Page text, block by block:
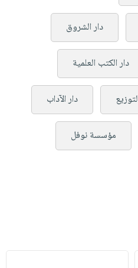
دار الشروق
دار الكتب العلمية
دار الآداب
مؤسسة نوفل